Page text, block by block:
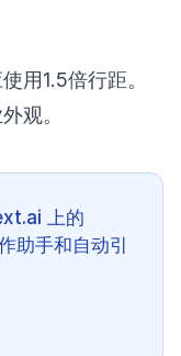
用1.5倍行距。
观。
上的
助手和自动引